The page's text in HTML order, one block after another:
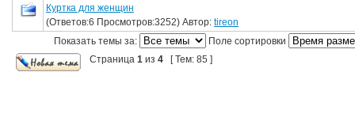
Куртка для женщин
(Ответов:6 Просмотров:3252) Автор: tireon
Показать темы за:
Поле сортировки
Страница 1 из 4 [ Тем: 85 ]